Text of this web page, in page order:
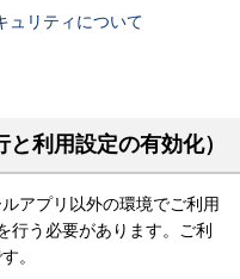
ュリティについて
利用設定の有効化）
アプリ以外の環境でご利用
行う必要があります。ご利
。